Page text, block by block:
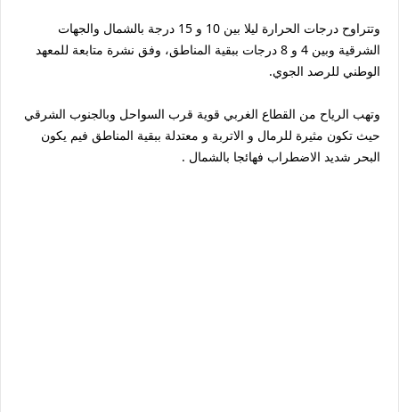
وتتراوح درجات الحرارة ليلا بين 10 و 15 درجة بالشمال والجهات
الشرقية وبين 4 و 8 درجات ببقية المناطق، وفق نشرة متابعة للمعهد
الوطني للرصد الجوي.
وتهب الرياح من القطاع الغربي قوية قرب السواحل وبالجنوب الشرقي
حيث تكون مثيرة للرمال و الاتربة و معتدلة ببقية المناطق فيم يكون
البحر شديد الاضطراب فهائجا بالشمال .